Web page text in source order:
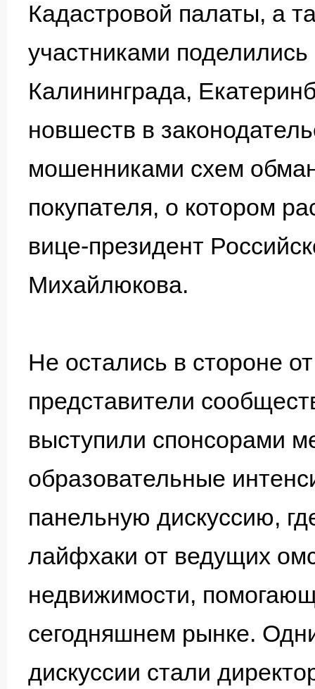
Кадастровой палаты, а
участниками
Калининграда,
новшеств в
мошенниками схем
покупателя, о котором
вице-президент
Михайлюкова.
Не остались в стороне
представители
выступили спонсорами
образовательные
панельную дискуссию,
лайфхаки от ведущих
недвижимости,
сегодняшнем рынке.
дискуссии стали